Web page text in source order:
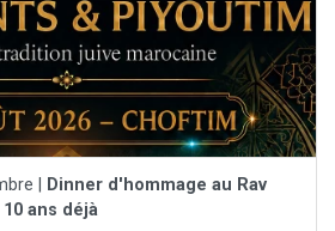
|
Dinner d'hommage au Rav
ans déjà